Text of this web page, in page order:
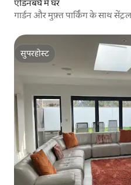
एडिनबर्घ में घर
गार्डन और मुफ़्त पार्किंग के साथ
सुपरहोस्ट
सुपरहोस्ट